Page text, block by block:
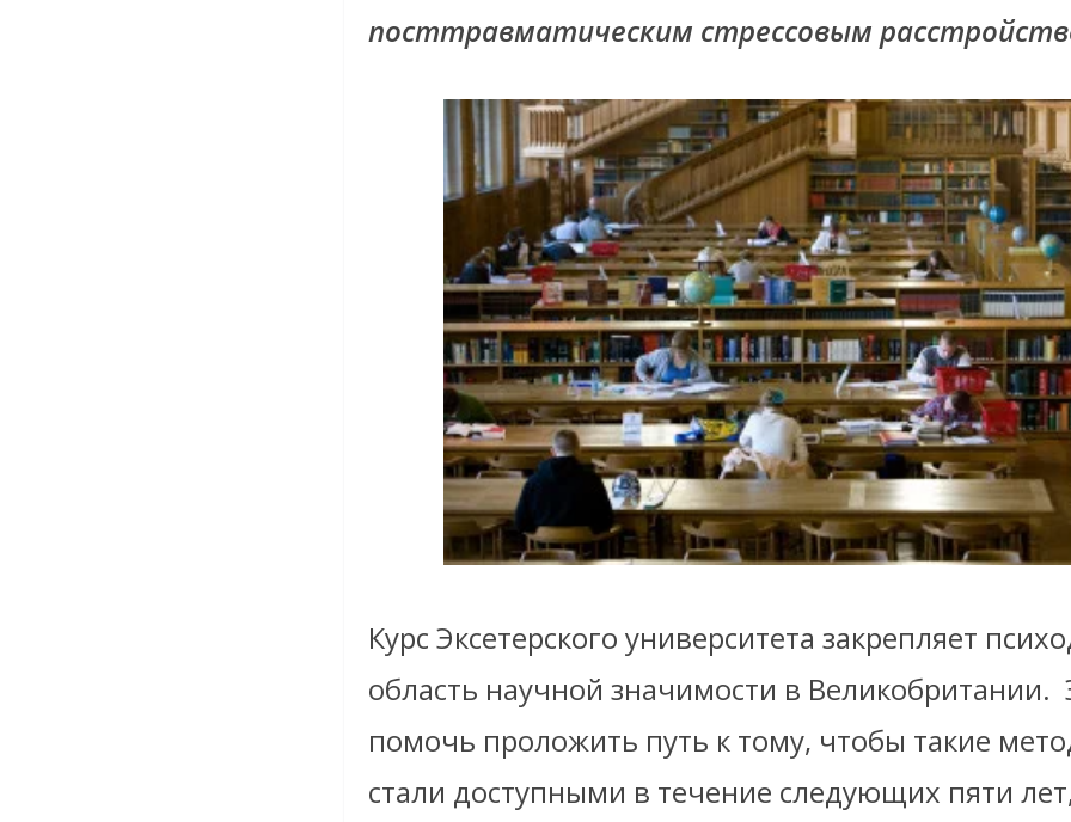
посттравматическим стрессовым
Курс Эксетерского университета закрепляет
область научной значимости в
помочь проложить путь к тому, чтобы такие
стали доступными в течение следующих пяти